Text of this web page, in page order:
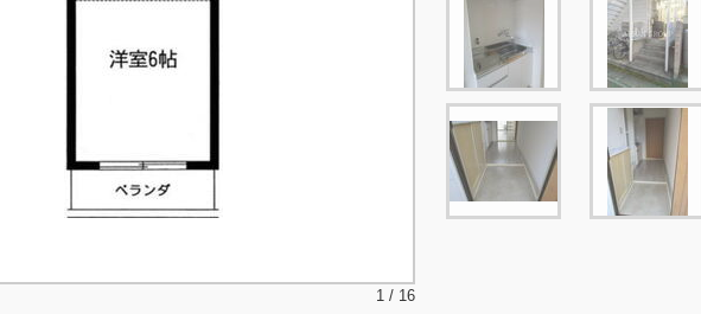
1 / 16